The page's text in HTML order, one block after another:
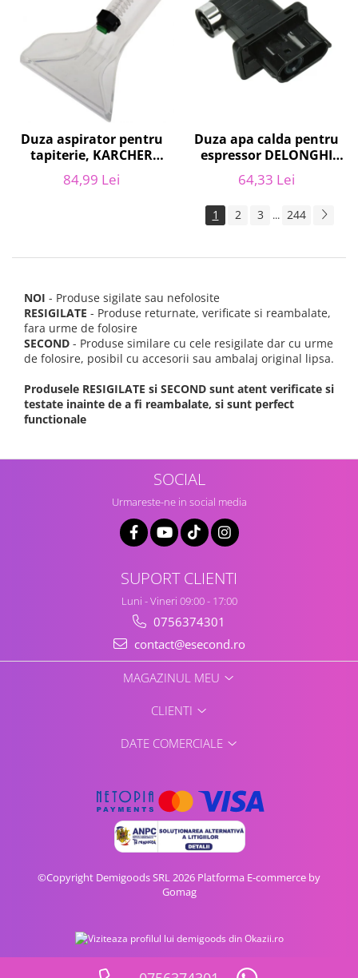
Duza aspirator pentru
tapiterie, KARCHER
9.012-278.0, SE4001,
SE4002, SE5100 si SE6100
84,99 Lei
Duza apa calda pentru
espressor DELONGHI
AS00006949, ECAM22
ECAM29 FEB29 ECAM3
64,33 Lei
1 2 3 ... 244
NOI - Produse sigilate sau nefolosite
RESIGILATE - Produse returnate, verificate si reambalate,
fara urme de folosire
SECOND - Produse similare cu cele resigilate dar cu urme
de folosire, posibil cu accesorii sau ambalaj original lipsa.
Produsele RESIGILATE si SECOND sunt atent verificate si
testate inainte de a fi reambalate, si sunt perfect
functionale
SOCIAL
Urmareste-ne in social media
SUPORT CLIENTI
Luni - Vineri 09:00 - 17:00
0756374301
contact@esecond.ro
MAGAZINUL MEU
CLIENTI
DATE COMERCIALE
©Copyright Demigoods SRL 2026 Platforma E-commerce by
Gomag